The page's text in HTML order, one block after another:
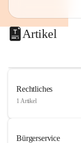
Artikel
Rechtliches
1 Artikel
Bürgerservice